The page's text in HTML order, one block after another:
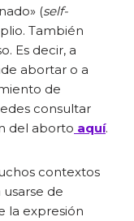
(self-
También
Es decir, a
abortar o a
de
consultar
del aborto aquí.
contextos
de
la expresión